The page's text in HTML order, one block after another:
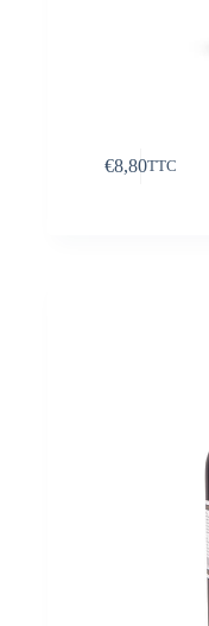
€8,80TTC